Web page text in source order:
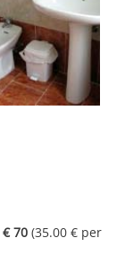
€ 70 (35.00 € per